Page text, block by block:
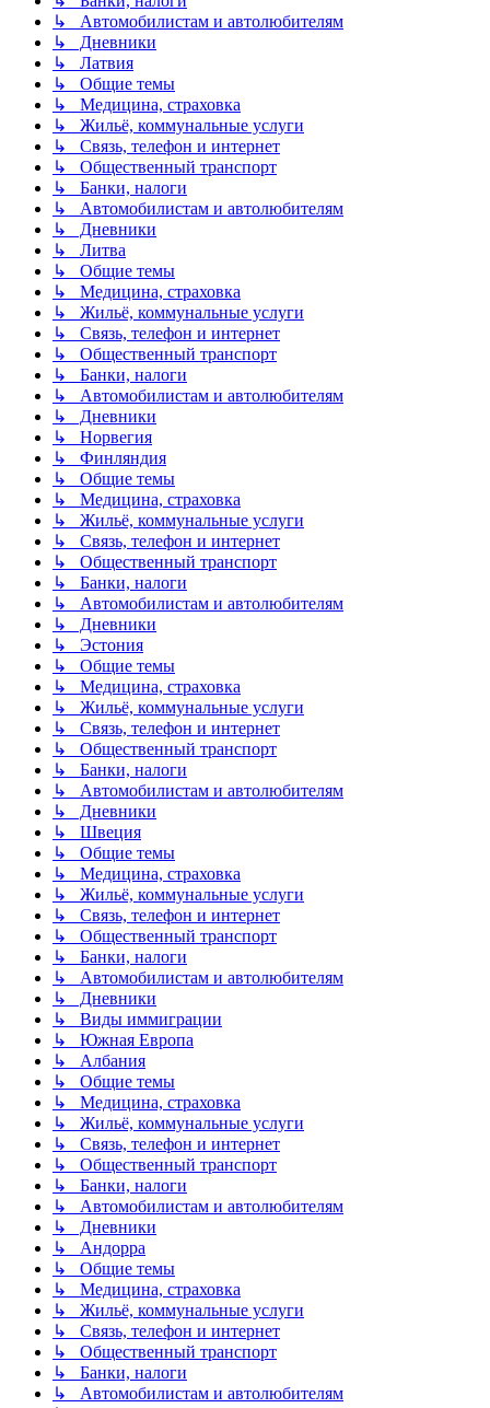
↳ Автомобилистам и автолюбителям
↳ Дневники
↳ Латвия
↳ Общие темы
↳ Медицина, страховка
↳ Жильё, коммунальные услуги
↳ Связь, телефон и интернет
↳ Общественный транспорт
↳ Банки, налоги
↳ Автомобилистам и автолюбителям
↳ Дневники
↳ Литва
↳ Общие темы
↳ Медицина, страховка
↳ Жильё, коммунальные услуги
↳ Связь, телефон и интернет
↳ Общественный транспорт
↳ Банки, налоги
↳ Автомобилистам и автолюбителям
↳ Дневники
↳ Норвегия
↳ Финляндия
↳ Общие темы
↳ Медицина, страховка
↳ Жильё, коммунальные услуги
↳ Связь, телефон и интернет
↳ Общественный транспорт
↳ Банки, налоги
↳ Автомобилистам и автолюбителям
↳ Дневники
↳ Эстония
↳ Общие темы
↳ Медицина, страховка
↳ Жильё, коммунальные услуги
↳ Связь, телефон и интернет
↳ Общественный транспорт
↳ Банки, налоги
↳ Автомобилистам и автолюбителям
↳ Дневники
↳ Швеция
↳ Общие темы
↳ Медицина, страховка
↳ Жильё, коммунальные услуги
↳ Связь, телефон и интернет
↳ Общественный транспорт
↳ Банки, налоги
↳ Автомобилистам и автолюбителям
↳ Дневники
↳ Виды иммиграции
↳ Южная Европа
↳ Албания
↳ Общие темы
↳ Медицина, страховка
↳ Жильё, коммунальные услуги
↳ Связь, телефон и интернет
↳ Общественный транспорт
↳ Банки, налоги
↳ Автомобилистам и автолюбителям
↳ Дневники
↳ Андорра
↳ Общие темы
↳ Медицина, страховка
↳ Жильё, коммунальные услуги
↳ Связь, телефон и интернет
↳ Общественный транспорт
↳ Банки, налоги
↳ Автомобилистам и автолюбителям